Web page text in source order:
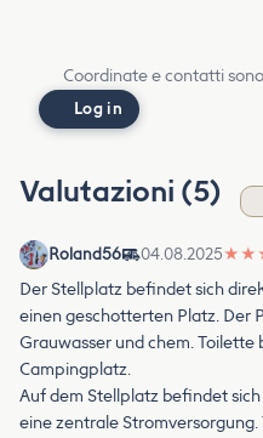
Coordinate e contatti
Log in
Valutazioni (5)
Roland56 04.08.2025★ ★
Der Stellplatz befindet sich
einen geschotterten Platz. Der
Grauwasser und chem. Toilette
Campingplatz.
Auf dem Stellplatz befindet
eine zentrale